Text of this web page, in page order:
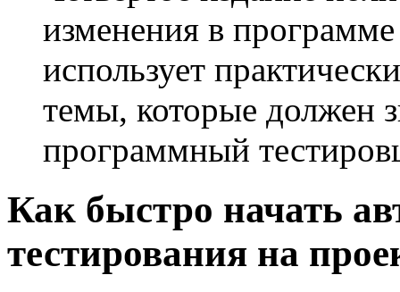
изменения в
использует
темы, которые должен
программный
Как быстро начать
тестирования на